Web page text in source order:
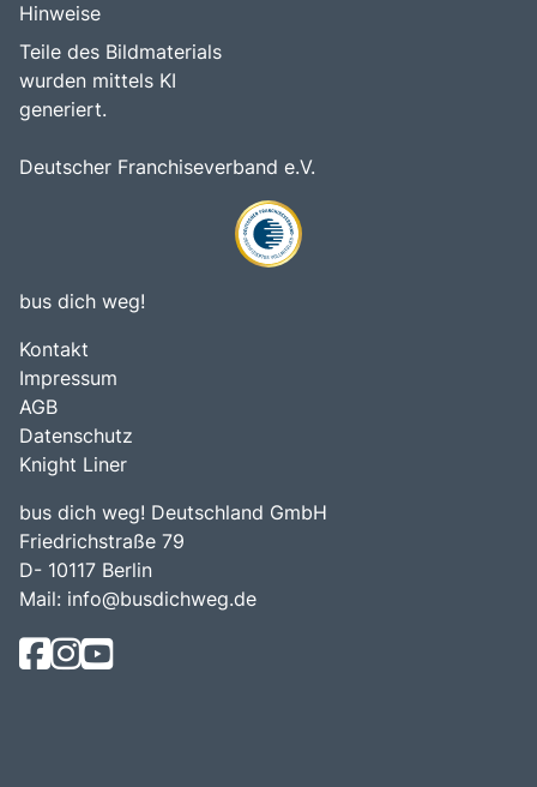
Hinweise
Teile des Bildmaterials
wurden mittels KI
generiert.
Deutscher Franchiseverband e.V.
bus dich weg!
Kontakt
Impressum
AGB
Datenschutz
Knight Liner
bus dich weg! Deutschland GmbH
Friedrichstraße 79
D- 10117 Berlin
Mail: info@busdichweg.de